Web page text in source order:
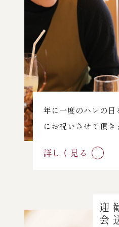
年に一度のハレの日
にお祝いさせて頂き
詳しく見る
会